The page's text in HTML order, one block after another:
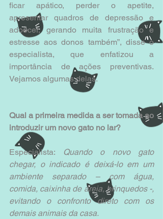
ficar apático, perder o apetite,
apresentar quadros de depressão e
adoecer, gerando muita frustração e
estresse aos donos também”, disse o
especialista, que enfatizou a
importância de ações preventivas.
Vejamos algumas delas.
Qual a primeira medida a ser tomada ao
introduzir um novo gato no lar?
Especialista:
Quando o novo gato
chegar, o indicado é deixá-lo em um
ambiente separado – com água,
comida, caixinha de areia, brinquedos -,
evitando o confronto direto com os
demais animais da casa.